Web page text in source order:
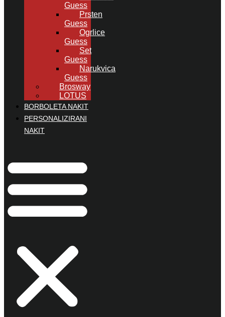
Guess
Prsten
Guess
Ogrlice
Guess
Set
Guess
Narukvica
Guess
Brosway
LOTUS
BORBOLETA NAKIT
PERSONALIZIRANI
NAKIT